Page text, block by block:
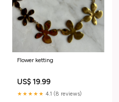
Flower ketting
US$ 19.99
★★★★★ 4.1 (8 reviews)